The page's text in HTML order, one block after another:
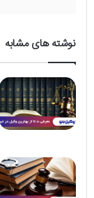
نوشته های مشابه